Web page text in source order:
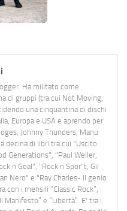
Ha militato come
di gruppi (tra cui Not Moving,
una cinquantina di dischi
Europa e USA e aprendo per
Johnny Thunders, Manu
decina di libri tra cui "Uscito
Generations", "Paul Weller,
n Goal", "Rock n Spor"t, Gil
Nero" e "Ray Charles- Il genio
con i mensili “Classic Rock”,
Manifesto” e “Libertà”. E' tra i